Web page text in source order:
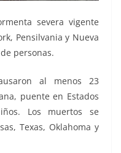
severa vigente
Pensilvania y Nueva
personas.
al menos 23
puente en Estados
Los muertos se
Texas, Oklahoma y